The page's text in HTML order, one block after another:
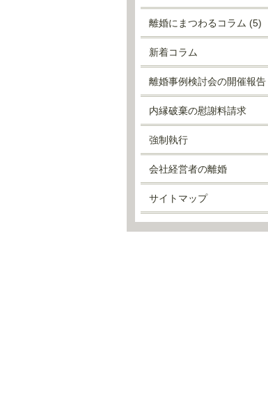
離婚にまつわるコラム (5)
新着コラム
離婚事例検討会の開催報告
内縁破棄の慰謝料請求
強制執行
会社経営者の離婚
サイトマップ